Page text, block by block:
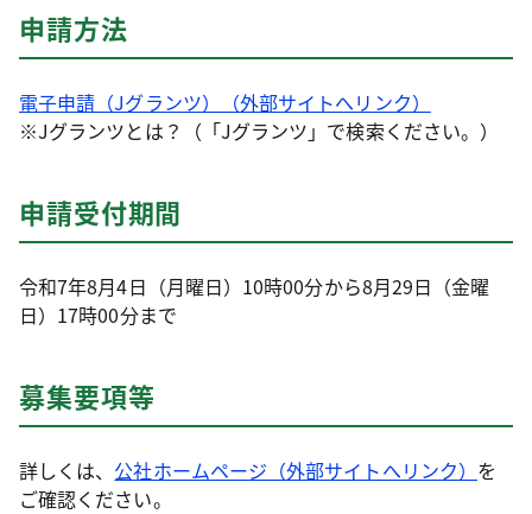
申請方法
電子申請（Jグランツ）（外部サイトへリンク）
※Jグランツとは？（「Jグランツ」で検索ください。）
申請受付期間
令和7年8月4日（月曜日）10時00分から8月29日（金曜
日）17時00分まで
募集要項等
詳しくは、 公社ホームページ（外部サイトへリンク） を
ご確認ください。